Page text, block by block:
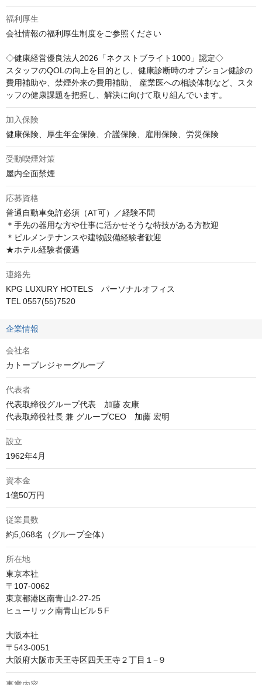
福利厚生
会社情報の福利厚生制度をご参照ください
◇健康経営優良法人2026「ネクストブライト1000」認定◇
スタッフのQOLの向上を目的とし、健康診断時のオプション健診の
費用補助や、禁煙外来の費用補助、 産業医への相談体制など、スタ
ッフの健康課題を把握し、解決に向けて取り組んでいます。
加入保険
健康保険、厚生年金保険、介護保険、雇用保険、労災保険
受動喫煙対策
屋内全面禁煙
応募資格
普通自動車免許必須（AT可）／経験不問
＊手先の器用な方や仕事に活かせそうな特技がある方歓迎
＊ビルメンテナンスや建物設備経験者歓迎
★ホテル経験者優遇
連絡先
KPG LUXURY HOTELS　パーソナルオフィス
TEL 0557(55)7520
企業情報
会社名
カトープレジャーグループ
代表者
代表取締役グループ代表　加藤 友康
代表取締役社長 兼 グループCEO　加藤 宏明
設立
1962年4月
資本金
1億50万円
従業員数
約5,068名（グループ全体）
所在地
東京本社
〒107-0062
東京都港区南青山2-27-25
ヒューリック南青山ビル５F
大阪本社
〒543-0051
大阪府大阪市天王寺区四天王寺２丁目１−９